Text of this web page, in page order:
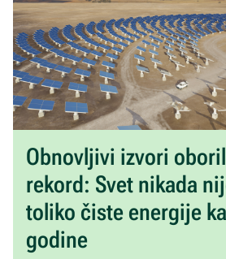
Obnovljivi izvori
rekord: Svet nikada
toliko čiste energije
godine